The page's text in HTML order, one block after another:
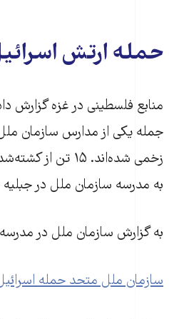
حمله ارتش
منابع فلسطینی در غزه گزارش
زخمی شده‌اند.
به مدرسه سازمان ملل در جبلیه حداقل ۵۰ نفر نیز
به گزارش سازمان ملل در مدرسه
سازمان ملل متحد حمله